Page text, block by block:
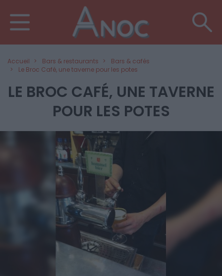
Accueil Bars & restaurants
Bars & cafés
Le Broc Café, une taverne pour les potes
LE BROC CAFÉ, UNE TAVERNE
POUR LES POTES